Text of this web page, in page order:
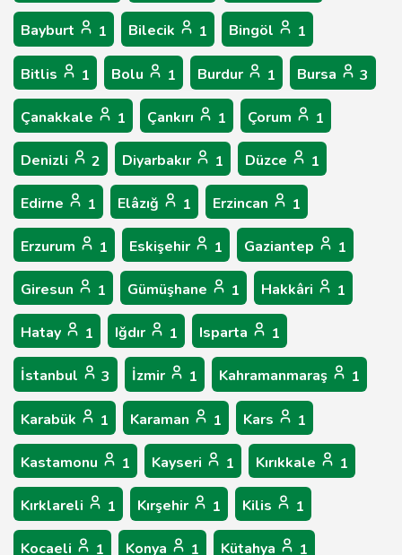
Bayburt 1 Bilecik 1 Bingöl 1
Bitlis 1 Bolu 1 Burdur 1 Bursa 3
Çanakkale 1 Çankırı 1 Çorum 1
Denizli 2 Diyarbakır 1 Düzce 1
Edirne 1 Elâzığ 1 Erzincan 1
Erzurum 1 Eskişehir 1 Gaziantep 1
Giresun 1 Gümüşhane 1 Hakkâri 1
Hatay 1 Iğdır 1 Isparta 1
İstanbul 3 İzmir 1 Kahramanmaraş 1
Karabük 1 Karaman 1 Kars 1
Kastamonu 1 Kayseri 1 Kırıkkale 1
Kırklareli 1 Kırşehir 1 Kilis 1
Kocaeli 1 Konya 1 Kütahya 1